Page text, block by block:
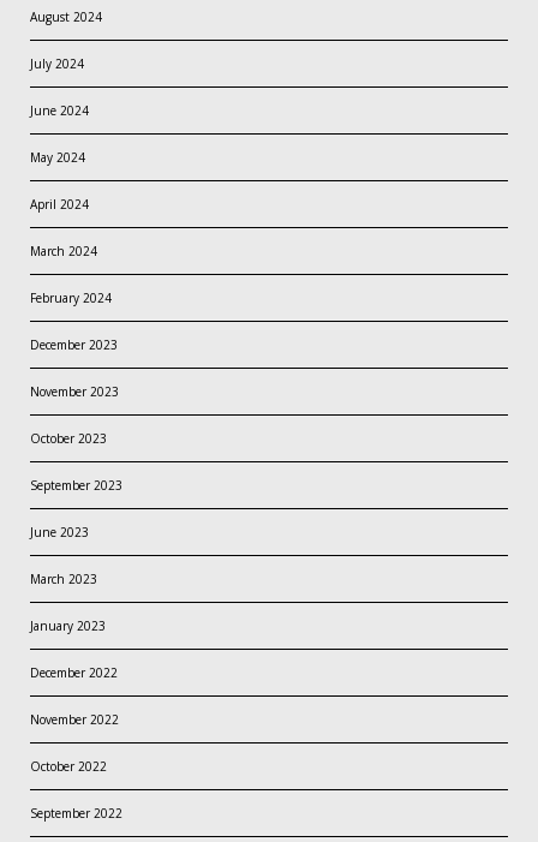
August 2024
July 2024
June 2024
May 2024
April 2024
March 2024
February 2024
December 2023
November 2023
October 2023
September 2023
June 2023
March 2023
January 2023
December 2022
November 2022
October 2022
September 2022